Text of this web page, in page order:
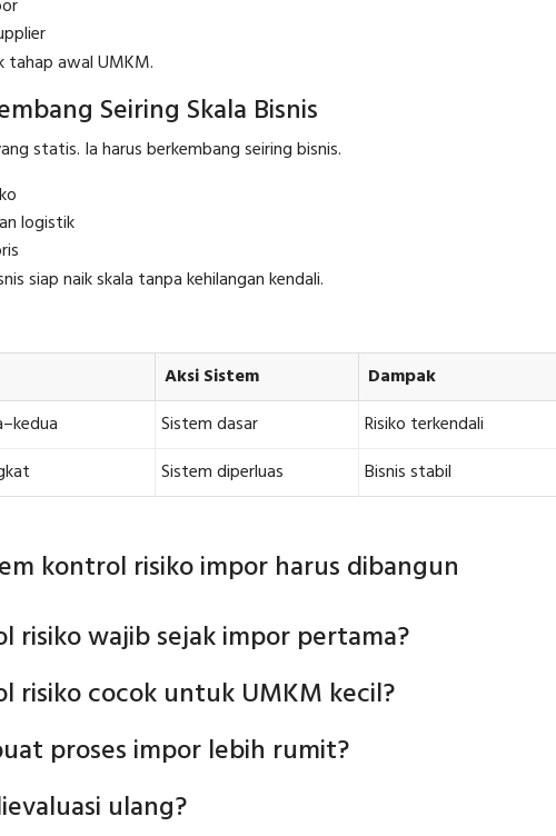
tahap awal UMKM.
Seiring Skala Bisnis
statis. Ia harus berkembang seiring bisnis.
logistik
siap naik skala tanpa kehilangan kendali.
Aksi Sistem
Dampak
Sistem dasar
Risiko terkendali
Sistem diperluas Bisnis stabil
kontrol risiko impor harus dibangun
risiko wajib sejak impor pertama?
risiko cocok untuk UMKM kecil?
proses impor lebih rumit?
ulang?